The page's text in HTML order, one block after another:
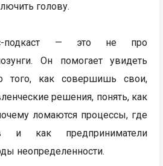
голову.
подкаст — это не про
Он помогает увидеть
того, как совершишь свои,
решения, понять, как
ломаются процессы, где
и как предприниматели
неопределенности.